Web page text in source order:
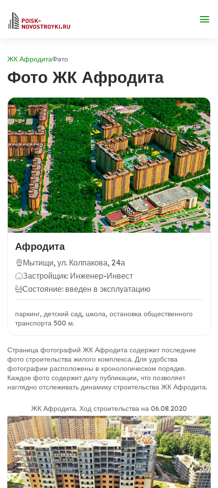
ЖК АфродитаФото
Фото ЖК Афродита
Афродита
Мытищи, ул. Колпакова, 24а
Застройщик: Инженер-Инвест
Состояние: введен в эксплуатацию
паркинг, детский сад, школа, остановка общественного
транспорта 500 м.
Страница фотографий ЖК Афродита содержит последние
фото строительства жилого комплекса. Для удобства
фотографии расположены в хронологическом порядке.
Каждое фото содержит дату публикации, что позволяет
наглядно отслеживать динамику строительства ЖК Афродита.
ЖК Афродита. Ход строительства на 06.08.2020